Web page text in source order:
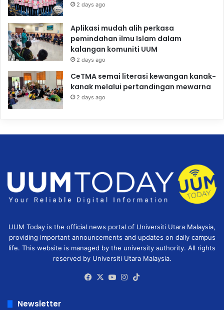
2 days ago
Aplikasi mudah alih perkasa
pemindahan ilmu Islam dalam
kalangan komuniti UUM
2 days ago
CeTMA semai literasi kewangan kanak-
kanak melalui pertandingan mewarna
2 days ago
UUM Today is the official news portal of Universiti Utara Malaysia,
providing important announcements and updates on daily campus
life. This website is managed by the university authority. All rights
reserved by Universiti Utara Malaysia.
Facebook
X YouTubeInstagram
Newsletter